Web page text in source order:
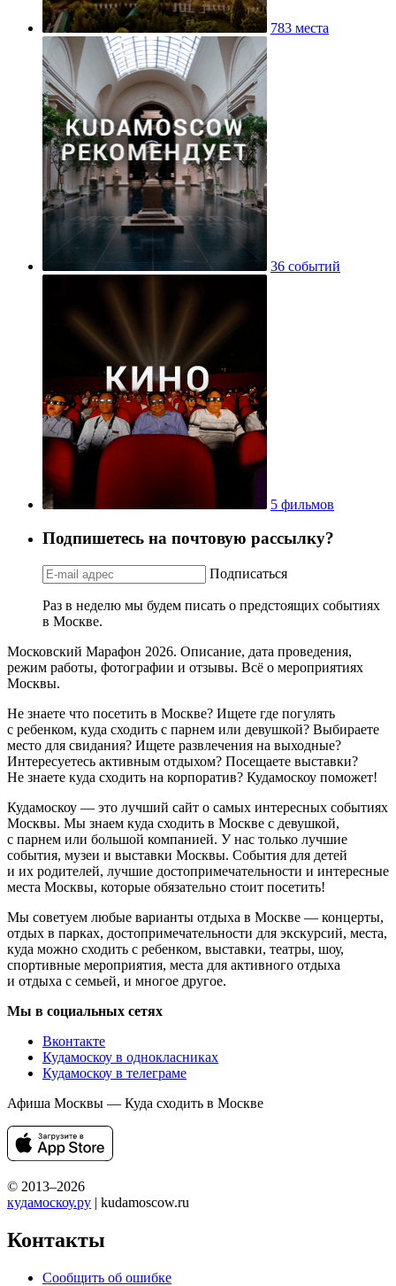
783 места
36 событий
5 фильмов
Подпишетесь на почтовую рассылку?
Подписаться
Раз в неделю мы будем писать о предстоящих событиях
в Москве.
Московский Марафон 2026. Описание, дата проведения,
режим работы, фотографии и отзывы. Всё о мероприятиях
Москвы.
Не знаете что посетить в Москве? Ищете где погулять
с ребенком, куда сходить с парнем или девушкой? Выбираете
место для свидания? Ищете развлечения на выходные?
Интересуетесь активным отдыхом? Посещаете выставки?
Не знаете куда сходить на корпоратив? Кудамоскоу поможет!
Кудамоскоу — это лучший сайт о самых интересных событиях
Москвы. Мы знаем куда сходить в Москве с девушкой,
с парнем или большой компанией. У нас только лучшие
события, музеи и выставки Москвы. События для детей
и их родителей, лучшие достопримечательности и интересные
места Москвы, которые обязательно стоит посетить!
Мы советуем любые варианты отдыха в Москве — концерты,
отдых в парках, достопримечательности для экскурсий, места,
куда можно сходить с ребенком, выставки, театры, шоу,
спортивные мероприятия, места для активного отдыха
и отдыха с семьей, и многое другое.
Мы в социальных сетях
Вконтакте
Кудамоскоу в однокласниках
Кудамоскоу в телеграме
Афиша Москвы — Куда сходить в Москве
© 2013–2026
кудамоскоу.ру | kudamoscow.ru
Контакты
Сообщить об ошибке